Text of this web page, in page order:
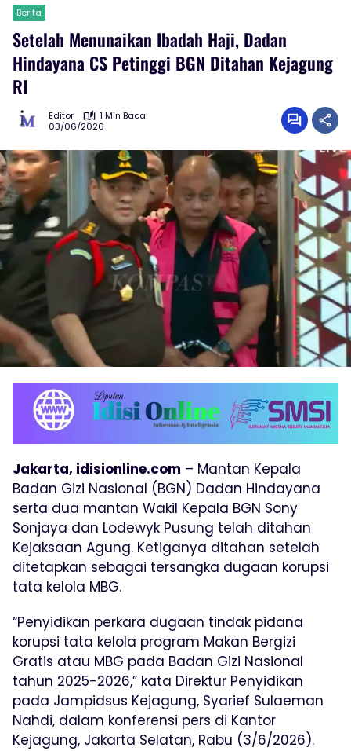
Berita
Setelah Menunaikan Ibadah Haji, Dadan
Hindayana CS Petinggi BGN Ditahan Kejagung
RI
Editor
1 Min Baca
03/06/2026
Jakarta, idisionline.com – Mantan Kepala
Badan Gizi Nasional (BGN) Dadan Hindayana
serta dua mantan Wakil Kepala BGN Sony
Sonjaya dan Lodewyk Pusung telah ditahan
Kejaksaan Agung. Ketiganya ditahan setelah
ditetapkan sebagai tersangka dugaan korupsi
tata kelola MBG.
“Penyidikan perkara dugaan tindak pidana
korupsi tata kelola program Makan Bergizi
Gratis atau MBG pada Badan Gizi Nasional
tahun 2025-2026,” kata Direktur Penyidikan
pada Jampidsus Kejagung, Syarief Sulaeman
Nahdi, dalam konferensi pers di Kantor
Kejagung, Jakarta Selatan, Rabu (3/6/2026).